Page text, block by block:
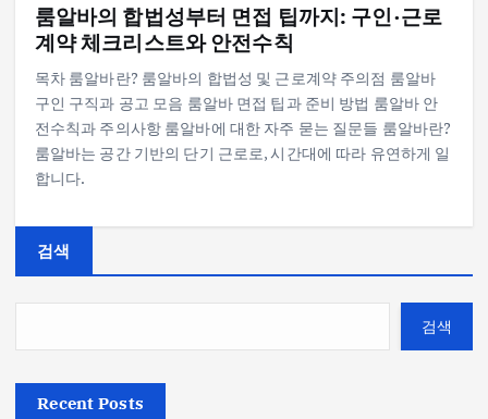
룸알바의 합법성부터 면접 팁까지: 구인·근로
계약 체크리스트와 안전수칙
목차 룸알바란? 룸알바의 합법성 및 근로계약 주의점 룸알바
구인 구직과 공고 모음 룸알바 면접 팁과 준비 방법 룸알바 안
전수칙과 주의사항 룸알바에 대한 자주 묻는 질문들 룸알바란?
룸알바는 공간 기반의 단기 근로로, 시간대에 따라 유연하게 일
합니다.
검색
검색
Recent Posts